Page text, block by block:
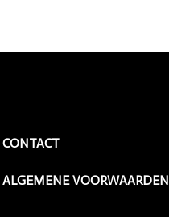
CONTACT
ALGEMENE VOORWAARDEN